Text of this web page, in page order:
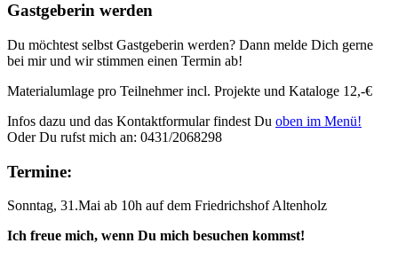
Gastgeberin werden
Du möchtest selbst Gastgeberin werden? Dann melde Dich gerne
bei mir und wir stimmen einen Termin ab!
Materialumlage pro Teilnehmer incl. Projekte und Kataloge 12,-€
Infos dazu und das Kontaktformular findest Du oben im Menü!
Oder Du rufst mich an: 0431/2068298
Termine:
Sonntag, 31.Mai ab 10h auf dem Friedrichshof Altenholz
Ich freue mich, wenn Du mich besuchen kommst!